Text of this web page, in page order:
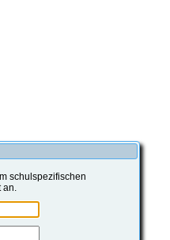
schulspezifischen
an.